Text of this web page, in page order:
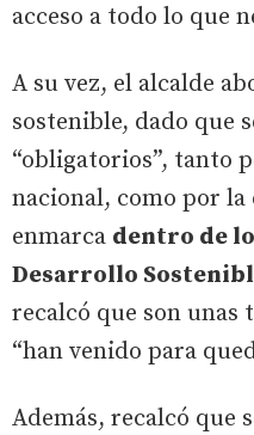
acceso a todo lo que
A su vez, el alcalde
sostenible, dado que
“obligatorios”, tanto
nacional, como por la
enmarca dentro de
Desarrollo
recalcó que son unas
“han venido para
Además, recalcó que